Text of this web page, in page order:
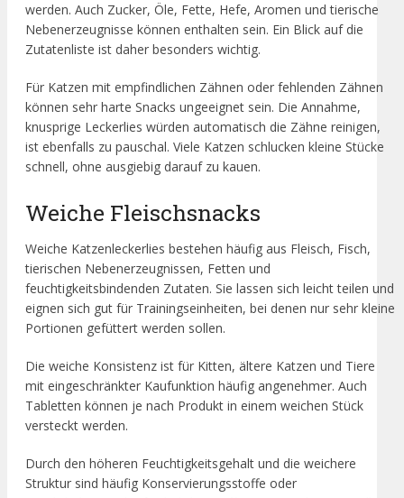
werden. Auch Zucker, Öle, Fette, Hefe, Aromen und tierische
Nebenerzeugnisse können enthalten sein. Ein Blick auf die
Zutatenliste ist daher besonders wichtig.
Für Katzen mit empfindlichen Zähnen oder fehlenden Zähnen
können sehr harte Snacks ungeeignet sein. Die Annahme,
knusprige Leckerlies würden automatisch die Zähne reinigen,
ist ebenfalls zu pauschal. Viele Katzen schlucken kleine Stücke
schnell, ohne ausgiebig darauf zu kauen.
Weiche Fleischsnacks
Weiche Katzenleckerlies bestehen häufig aus Fleisch, Fisch,
tierischen Nebenerzeugnissen, Fetten und
feuchtigkeitsbindenden Zutaten. Sie lassen sich leicht teilen und
eignen sich gut für Trainingseinheiten, bei denen nur sehr kleine
Portionen gefüttert werden sollen.
Die weiche Konsistenz ist für Kitten, ältere Katzen und Tiere
mit eingeschränkter Kaufunktion häufig angenehmer. Auch
Tabletten können je nach Produkt in einem weichen Stück
versteckt werden.
Durch den höheren Feuchtigkeitsgehalt und die weichere
Struktur sind häufig Konservierungsstoffe oder